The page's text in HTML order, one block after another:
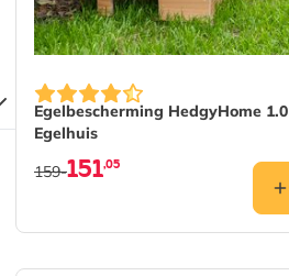
Egelbescherming HedgyHome 1.0
Egelhuis
151,05
159-